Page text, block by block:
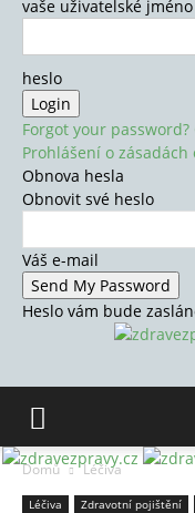
vaše uživatelské jméno
heslo
Forgot your password?
Prohlášení o
Obnova hesla
Obnovit své heslo
Váš e-mail
Heslo vám bude
Domů Léčiva
Léčiva Zdravotní pojištění